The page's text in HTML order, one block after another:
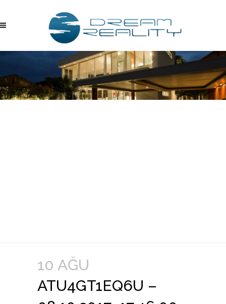
10 AĞU
ATU4GT1EQ6U –